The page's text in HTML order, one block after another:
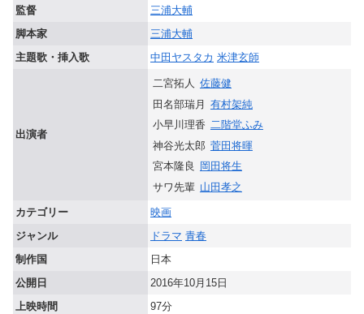
監督
三浦大輔
脚本家
三浦大輔
主題歌・挿入歌
中田ヤスタカ 米津玄師
出演者
二宮拓人 佐藤健
田名部瑞月 有村架純
小早川理香 二階堂ふみ
神谷光太郎 菅田将暉
宮本隆良
岡田将生
サワ先輩 山田孝之
カテゴリー
映画
ジャンル
ドラマ 青春
制作国
日本
公開日
2016年10月15日
上映時間
97分